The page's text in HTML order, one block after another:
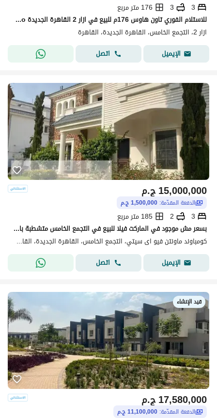
3
3
176 متر مربع
للاستلام الفوري تاون هاوس 176م للبيع في ازار 2 القاهرة الجديدة Azzar 2 New Cairo
ازار 2، التجمع الخامس، القاهرة الجديدة، القاهرة
الإيميل
اتصل
ج.م15,000,000
الدفعة المقدّمة: 1,500,000 ج.م
3
2
185 متر مربع
بسعر مش موجود في الماركت فيلا للبيع في التجمع الخامس متشطبة بالكامل
كومباوند ماونتن فيو اى سيتي، التجمع الخامس، القاهرة الجديدة، القاهرة
الإيميل
اتصل
قيد الإنشاء
ج.م17,580,000
الدفعة المقدّمة: 11,100,000 ج.م